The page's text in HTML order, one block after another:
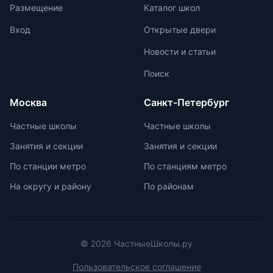
новый опыт, пройти серьезную
подготовку и пообщаться с
мышления. Ключевой особенностью
частной школы является небольшая
наполняемость классов, что
развития ребенка. При выборе
частной школы необходимо
недостатки, а также финансовые
возможности семьи. Важно
образовательной лицензии и
платных образовательных услуг.
Размещение
Вход
Каталог школ
Открытые двери
Новости и статьи
Поиск
Москва
Частные школы
Занятия и секции
По станции метро
На округу и району
Санкт-Петербург
Частные школы
Занятия и секции
По станциям метро
По районам
© 2026 ЧастныеШколы.ру
Пользовательское соглашение